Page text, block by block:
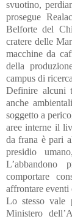
svuotino,
prosegue
Belforte del
cratere delle
macchine da
della
campus di
Definire alcuni
anche
soggetto a
aree interne il
da frana è pari
presidio
L’abbandono
comportare
affrontare eventi
Lo stesso vale
Ministero